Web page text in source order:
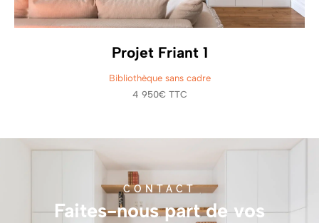
Projet Friant 1
Bibliothèque sans cadre
4 950€ TTC
CONTACT
Faites-nous part de vos